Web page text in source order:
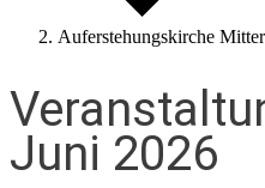
Auferstehungskirche
Juni 2026